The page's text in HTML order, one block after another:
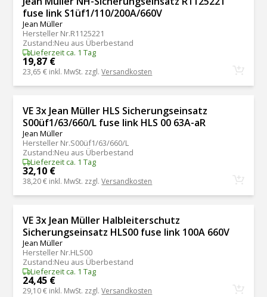
fuse link S1üf1/110/200A/660V
Jean Müller
Hersteller Nr.R1125221
Zustand:Neu aus Überbestand
Lieferzeit ca. 1 Tag
19,87 €
23,65 € inkl. MwSt. zzgl.Versandkosten
VE 3x Jean Müller HLS Sicherungseinsatz
S00üf1/63/660/L fuse link HLS 00 63A-aR
Jean Müller
Hersteller Nr.S00üf1/63/660/L
Zustand:Neu aus Überbestand
Lieferzeit ca. 1 Tag
32,10 €
38,20 € inkl. MwSt. zzgl.Versandkosten
VE 3x Jean Müller Halbleiterschutz
Sicherungseinsatz HLS00 fuse link 100A 660V
Jean Müller
Hersteller Nr.HLS00
Zustand:Neu aus Überbestand
Lieferzeit ca. 1 Tag
24,45 €
29,10 € inkl. MwSt. zzgl.Versandkosten